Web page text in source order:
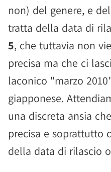
non) del genere, e
tratta della data di
5, che tuttavia non
precisa ma che ci
laconico "marzo
giapponese.
una discreta ansia
precisa e soprattutto
della data di rilascio